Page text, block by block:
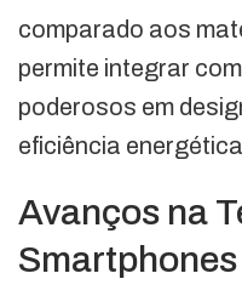
comparado aos
permite integrar
poderosos em
eficiência
Avanços na
Smartphones